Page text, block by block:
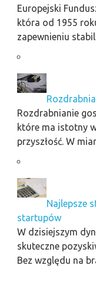
Europejski
która od 1955
zapewnieniu
Rozdrabnianie
które ma istotny
przyszłość. W
Najlepsze
startupów
W dzisiejszym
skuteczne
Bez względu na